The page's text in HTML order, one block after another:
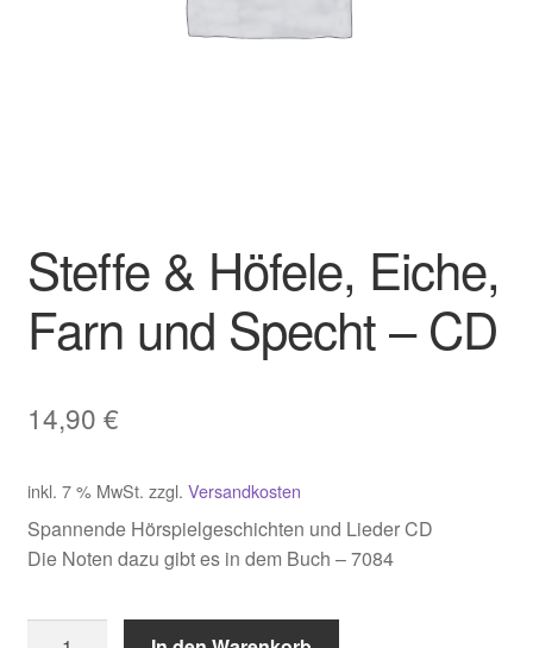
Steffe & Höfele, Eiche,
Farn und Specht – CD
14,90 €
inkl. 7 % MwSt. zzgl. Versandkosten
Spannende Hörspielgeschichten und Lieder CD
Die Noten dazu gibt es in dem Buch – 7084